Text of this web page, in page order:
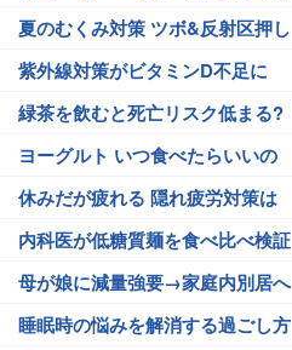
夏のむくみ対策 ツボ&反射区押し
紫外線対策がビタミンD不足に
緑茶を飲むと死亡リスク低まる?
ヨーグルト いつ食べたらいいの
休みだが疲れる 隠れ疲労対策は
内科医が低糖質麺を食べ比べ検証
母が娘に減量強要→家庭内別居へ
睡眠時の悩みを解消する過ごし方